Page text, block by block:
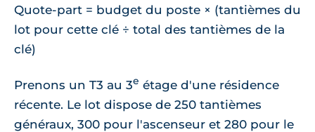
Quote-part = budget du poste × (tantièmes du
lot pour cette clé ÷ total des tantièmes de la
clé)
Prenons un T3 au 3e étage d'une résidence
récente. Le lot dispose de 250 tantièmes
généraux, 300 pour l'ascenseur et 280 pour le